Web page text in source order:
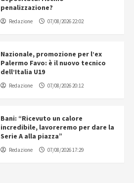
penalizzazione?
Redazione 07/08/2026 22:02
Nazionale, promozione per l’ex
Palermo Favo: è il nuovo tecnico
dell’Italia U19
Redazione 07/08/2026 20:12
Bani: “Ricevuto un calore
incredibile, lavoreremo per dare la
Serie A alla piazza”
Redazione 07/08/2026 17:29